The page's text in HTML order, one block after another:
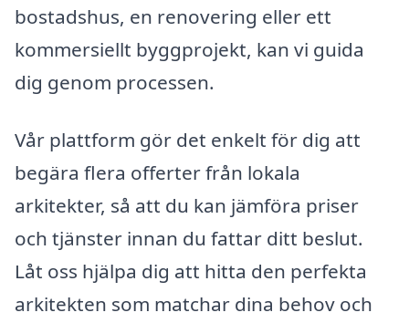
bostadshus, en renovering eller ett
kommersiellt byggprojekt, kan vi guida
dig genom processen.
Vår plattform gör det enkelt för dig att
begära flera offerter från lokala
arkitekter, så att du kan jämföra priser
och tjänster innan du fattar ditt beslut.
Låt oss hjälpa dig att hitta den perfekta
arkitekten som matchar dina behov och